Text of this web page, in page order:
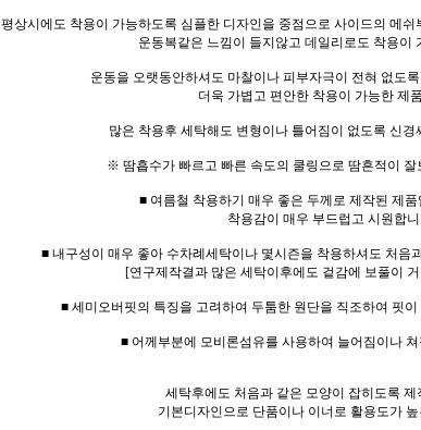
평상시에도 착용이 가능하도록 심플한 디자인을 중점으로 사이드의 메
운동복같은 느낌이 들지않고 데일리로도 착용이
운동을 오랫동안하셔도 마찰이나 피부자극이 전혀 없도
더욱 가볍고 편안한 착용이 가능한 제
많은 착용후 세탁해도 변형이나 틀어짐이 없도록 신경
※ 땀흡수가 빠르고 빠른 속도의 쿨링으로 땀흔적이 잘
■ 여름철 착용하기 매우 좋은 두께로 제작된 제
착용감이 매우 부드럽고 시원합
■ 내구성이 매우 좋아 수차례세탁이나 몇시즌을 착용하셔도 처음
[연구제작결과 많은 세탁이후에도 겉감에 보풀이
■ 세미오버핏의 특징을 고려하여 두툼한 원단을 직조하여 핏
■ 어께부분에 모비론섬유를 사용하여 늘어짐이나
세탁후에도 처음과 같은 모양이 잡히도록 제
기본디자인으로 단품이나 이너로 활용도가